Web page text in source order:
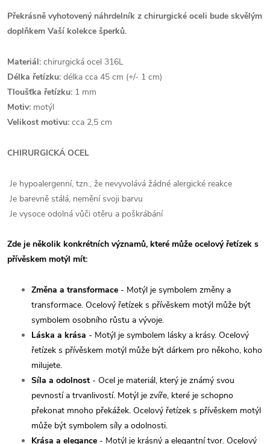
Překrásně vyhotovený náhrdelník z chirurgické oceli bude skvělým
doplňkem Vaší kolekce šperků.
Materiál: chirurgická ocel 316L
Délka řetízku: délka cca 45 cm (+/- 1 cm)
Tloušťka řetízku: 1 mm
Motiv: motýl
Velikost motivu: cca 2,5 cm
CHIRURGICKÁ OCEL
Je hypoalergenní, tzn., že nevyvolává žádné alergické reakce
Je barevně stálá, nemění svoji barvu
Je vysoce odolná vůči otěru a poškrábání
Zde je několik konkrétních významů, které může ocelový řetízek s
přívěskem motýl mít:
Změna a transformace - Motýl je symbolem změny a
transformace. Ocelový řetízek s přívěskem motýl může být
symbolem osobního růstu a vývoje.
Láska a krása - Motýl je symbolem lásky a krásy. Ocelový
řetízek s přívěskem motýl může být dárkem pro někoho, koho
milujete.
Síla a odolnost - Ocel je materiál, který je známý svou
pevností a trvanlivostí. Motýl je zvíře, které je schopno
překonat mnoho překážek. Ocelový řetízek s přívěskem motýl
může být symbolem síly a odolnosti.
Krása a elegance - Motýl je krásný a elegantní tvor. Ocelový